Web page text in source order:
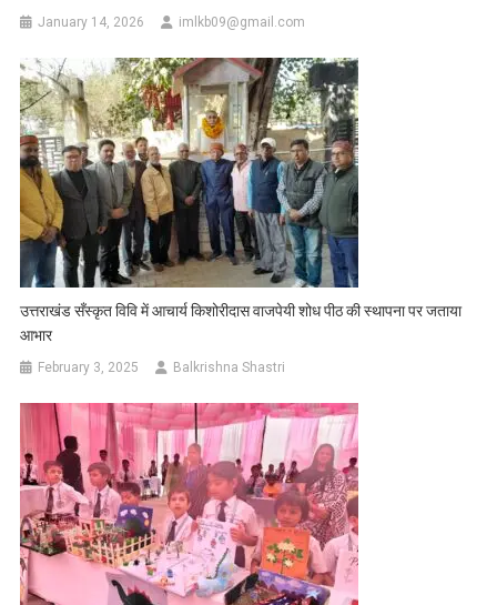
January 14, 2026 imlkb09@gmail.com
उत्तराखंड सँस्कृत विवि में आचार्य किशोरीदास वाजपेयी शोध पीठ की स्थापना पर जताया
आभार
February 3, 2025 Balkrishna Shastri